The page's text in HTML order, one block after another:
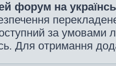
форум на
за умовами
Для отримання